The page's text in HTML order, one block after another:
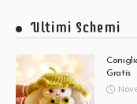
Ultimi Schemi
Gratis